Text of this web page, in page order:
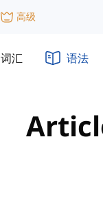
高级
词汇 语法